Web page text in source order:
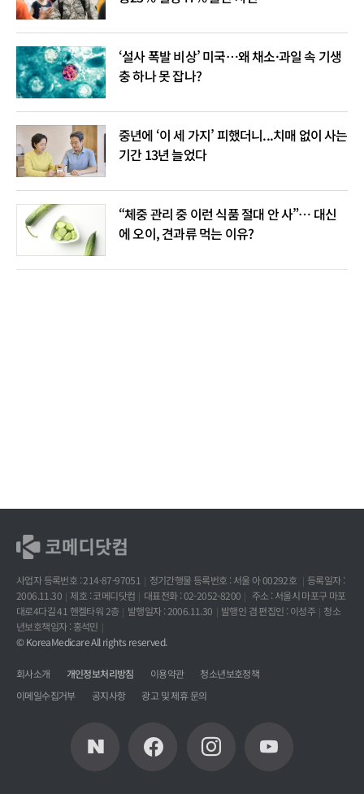
‘설사 폭발 비상’ 미국…왜 채소·과일 속 기생
충 하나 못 잡나?
중년에 ‘이 세 가지’ 피했더니...치매 없이 사는
기간 13년 늘었다
“체중 관리 중 이런 식품 절대 안 사”… 대신
에 오이, 견과류 먹는 이유?
사업자 등록번호 : 214-87-97051 정기간행물 등록번호 : 서울 아 00292호
등록일자 :
2006.11.30
제호 : 코메디닷컴 대표전화 : 02-2052-8200
주소 : 서울시 마포구 마포
대로4다길 41 헨켈타워 2층
발행일자 : 2006.11.30 발행인 겸 편집인 : 이성주
청소
년보호책임자 : 홍석민
© KoreaMedicare All rights reserved.
회사소개 개인정보처리방침 이용약관
청소년보호정책
이메일수집거부
공지사항 광고 및 제휴 문의